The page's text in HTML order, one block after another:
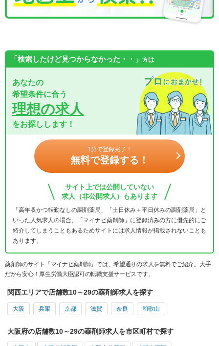
「検索したけど見つからなかった・・」 方は
あなたの
希望条件に合う
理想の求人
をお探しします！
1分で登録完了！
無料で登録する！
サイト上では公開していない
求人（非公開求人）もあります
「高年収かつ転勤なしの調剤薬局」「土日休み＋平日休みの調剤薬局」と
いった人気求人の場合、「マイナビ薬剤師」に登録済みの方に優先的にご
紹介してしまうこともあるためサイトには求人情報が掲載されないことも
あります。
薬剤師のサイト「マイナビ薬剤師」では、希望通りの求人を無料でご紹介。大手
だから安心！厚生労働大臣認可の転職支援サービスです。
関西エリアで店舗数10～29の薬剤師求人を探す
大阪 兵庫 京都 滋賀 奈良 和歌山
大阪府の店舗数10～29の薬剤師求人を市区町村で探す